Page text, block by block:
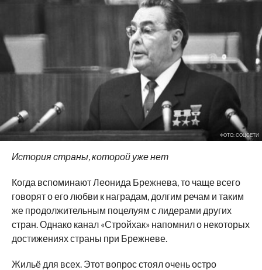
ФОТО: СОЦСЕТИ
История страны, которой уже нет
Когда вспоминают Леонида Брежнева, то чаще всего
говорят о его любви к наградам, долгим речам и таким
же продолжительным поцелуям с лидерами других
стран. Однако канал «Стройхак» напомнил о некоторых
достижениях страны при Брежневе.
Жильё для всех. Этот вопрос стоял очень остро